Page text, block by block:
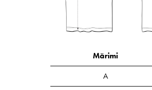
Mărimi
A